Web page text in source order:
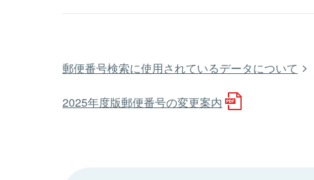
郵便番号検索に使用されているデータについて
2025年度版郵便番号の変更案内